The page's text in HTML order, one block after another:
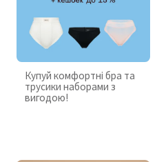
Купуй комфортні бра та
трусики наборами з
вигодою!